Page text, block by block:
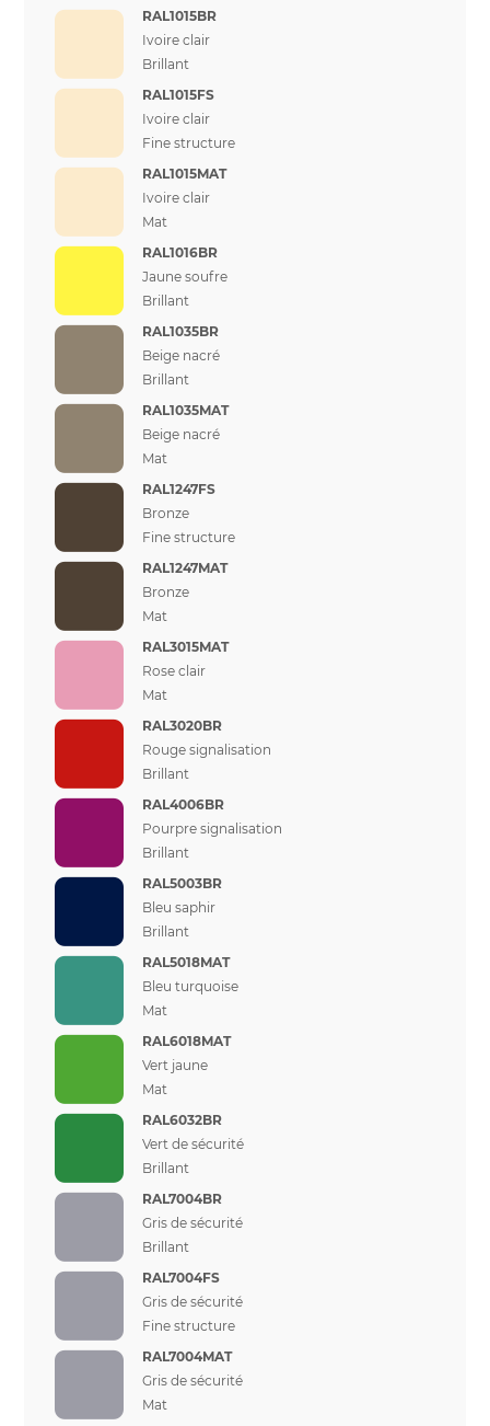
RAL1015BR
Ivoire clair
Brillant
RAL1015FS
Ivoire clair
Fine structure
RAL1015MAT
Ivoire clair
Mat
RAL1016BR
Jaune soufre
Brillant
RAL1035BR
Beige nacré
Brillant
RAL1035MAT
Beige nacré
Mat
RAL1247FS
Bronze
Fine structure
RAL1247MAT
Bronze
Mat
RAL3015MAT
Rose clair
Mat
RAL3020BR
Rouge signalisation
Brillant
RAL4006BR
Pourpre signalisation
Brillant
RAL5003BR
Bleu saphir
Brillant
RAL5018MAT
Bleu turquoise
Mat
RAL6018MAT
Vert jaune
Mat
RAL6032BR
Vert de sécurité
Brillant
RAL7004BR
Gris de sécurité
Brillant
RAL7004FS
Gris de sécurité
Fine structure
RAL7004MAT
Gris de sécurité
Mat